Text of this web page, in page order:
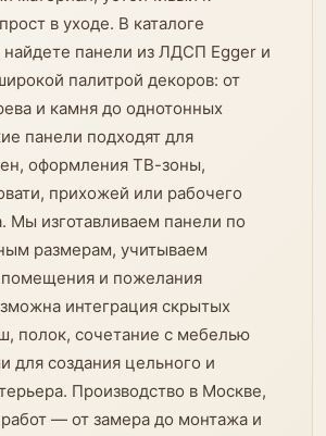
в уходе. В каталоге
панели из ЛДСП Egger и
палитрой декоров: от
и камня до однотонных
панели подходят для
оформления ТВ-зоны,
прихожей или рабочего
Мы изготавливаем панели по
размерам, учитываем
и пожелания
интеграция скрытых
полок, сочетание с мебелью
для создания цельного и
Производство в Москве,
— от замера до монтажа и